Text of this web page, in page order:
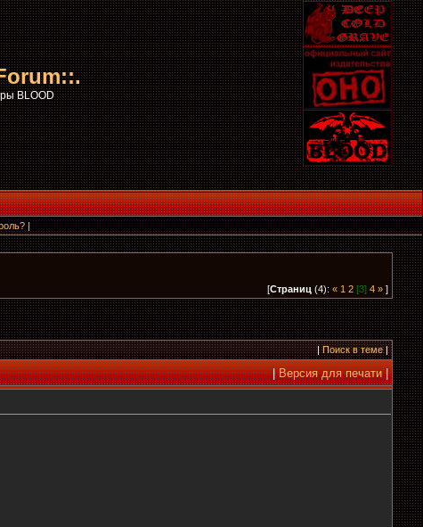
BLOOD
|
[Страниц (4): « 1 2 [3] 4 » ]
|Поиск в теме|
|Версия для печати|